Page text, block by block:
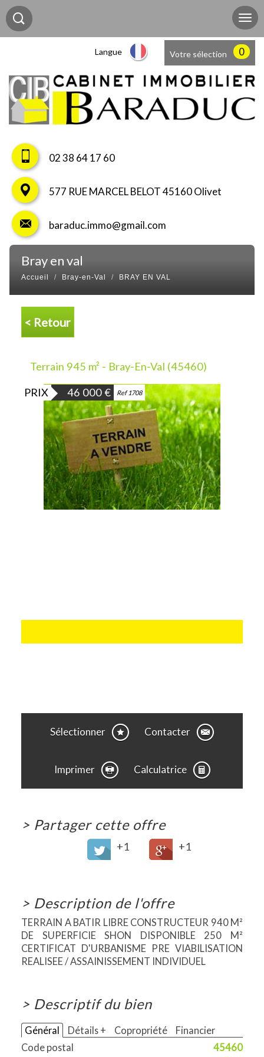
Langue Votre sélection 0
02 38 64 17 60
577 RUE MARCEL BELOT 45160 Olivet
baraduc.immo@gmail.com
bray en val
Accueil Bray-en-Val BRAY EN VAL
< Retour
Terrain 945 m² - Bray-En-Val (45460)
PRIX
46 000€ Ref 1708
Sélectionner Contacter
Imprimer Calculatrice
> Partager cette offre
+1 +1
> Description de l'offre
TERRAIN A BATIR LIBRE CONSTRUCTEUR 940 M²
DE SUPERFICIE SHON DISPONIBLE 250 M²
CERTIFICAT D'URBANISME PRE VIABILISATION
REALISEE / ASSAINISSEMENT INDIVIDUEL
> Descriptif du bien
Général Détails + Copropriété
Financier
Code postal
45460